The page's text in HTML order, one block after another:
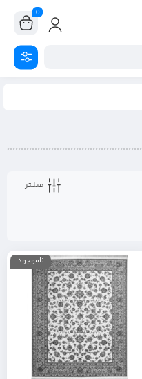
0
فیلـتر
ناموجود